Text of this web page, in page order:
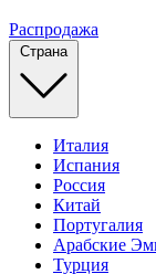
Распродажа
Страна
Италия
Испания
Россия
Китай
Португалия
Арабские
Турция